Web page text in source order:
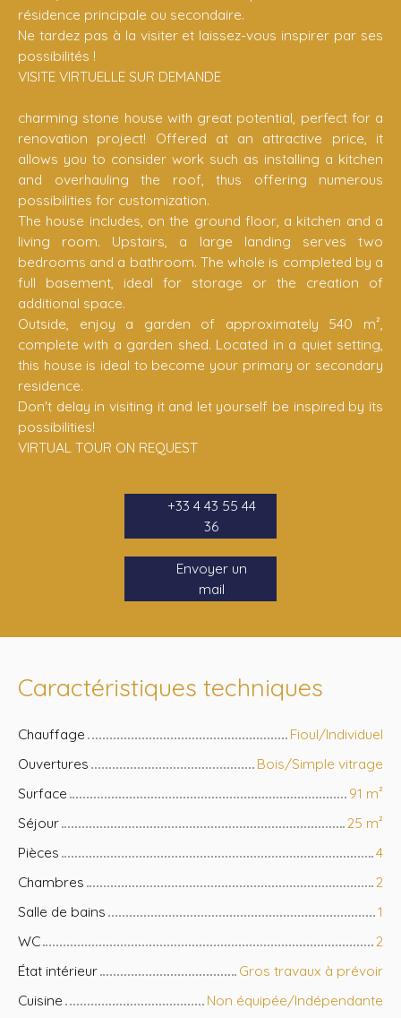
résidence principale ou secondaire.
Ne tardez pas à la visiter et laissez-vous inspirer par ses
possibilités !
VISITE VIRTUELLE SUR DEMANDE
charming stone house with great potential, perfect for a
renovation project! Offered at an attractive price, it
allows you to consider work such as installing a kitchen
and overhauling the roof, thus offering numerous
possibilities for customization.
The house includes, on the ground floor, a kitchen and a
living room. Upstairs, a large landing serves two
bedrooms and a bathroom. The whole is completed by a
full basement, ideal for storage or the creation of
additional space.
Outside, enjoy a garden of approximately 540 m²,
complete with a garden shed. Located in a quiet setting,
this house is ideal to become your primary or secondary
residence.
Don't delay in visiting it and let yourself be inspired by its
possibilities!
VIRTUAL TOUR ON REQUEST
+33 4 43 55 44
36
Envoyer un
mail
Caractéristiques techniques
Chauffage
Fioul/Individuel
Ouvertures
Bois/Simple vitrage
Surface
91 m²
Séjour
25 m²
Pièces
4
Chambres
2
Salle de bains
1
WC
2
État intérieur
Gros travaux à prévoir
Cuisine
Non équipée/Indépendante